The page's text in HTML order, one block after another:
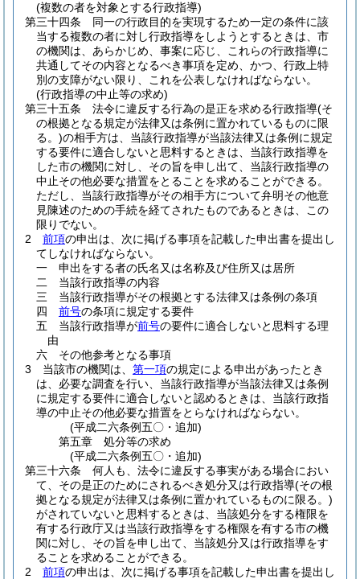
(複数の者を対象とする行政指導)
第三十四条
同一の行政目的を実現するため一定の条件に該
当する複数の者に対し行政指導をしようとするときは、市
の機関は、あらかじめ、事案に応じ、これらの行政指導に
共通してその内容となるべき事項を定め、かつ、行政上特
別の支障がない限り、これを公表しなければならない。
(行政指導の中止等の求め)
第三十五条
法令に違反する行為の是正を求める行政指導(そ
の根拠となる規定が法律又は条例に置かれているものに限
る。)の相手方は、当該行政指導が当該法律又は条例に規定
する要件に適合しないと思料するときは、当該行政指導を
した市の機関に対し、その旨を申し出て、当該行政指導の
中止その他必要な措置をとることを求めることができる。
ただし、当該行政指導がその相手方について弁明その他意
見陳述のための手続を経てされたものであるときは、この
限りでない。
2
前項の申出は、次に掲げる事項を記載した申出書を提出し
てしなければならない。
一
申出をする者の氏名又は名称及び住所又は居所
二
当該行政指導の内容
三
当該行政指導がその根拠とする法律又は条例の条項
四
前号の条項に規定する要件
五
当該行政指導が前号の要件に適合しないと思料する理
由
六
その他参考となる事項
3
当該市の機関は、 第一項の規定による申出があったとき
は、必要な調査を行い、当該行政指導が当該法律又は条例
に規定する要件に適合しないと認めるときは、当該行政指
導の中止その他必要な措置をとらなければならない。
(平成二六条例五〇・追加)
第五章
処分等の求め
(平成二六条例五〇・追加)
第三十六条
何人も、法令に違反する事実がある場合におい
て、その是正のためにされるべき処分又は行政指導(その根
拠となる規定が法律又は条例に置かれているものに限る。)
がされていないと思料するときは、当該処分をする権限を
有する行政庁又は当該行政指導をする権限を有する市の機
関に対し、その旨を申し出て、当該処分又は行政指導をす
ることを求めることができる。
2
前項の申出は、次に掲げる事項を記載した申出書を提出し